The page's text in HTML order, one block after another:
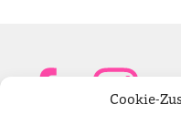
Cookie-